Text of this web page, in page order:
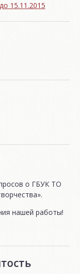
15.11.2015
о ГБУК ТО
нашей работы!